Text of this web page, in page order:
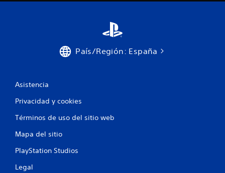
País/Región: España
Asistencia
Privacidad y cookies
Términos de uso del sitio web
Mapa del sitio
PlayStation Studios
Legal